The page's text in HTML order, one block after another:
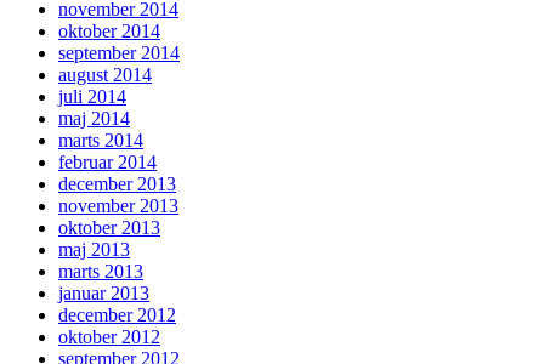
november 2014
oktober 2014
september 2014
august 2014
juli 2014
maj 2014
marts 2014
februar 2014
december 2013
november 2013
oktober 2013
maj 2013
marts 2013
januar 2013
december 2012
oktober 2012
september 2012